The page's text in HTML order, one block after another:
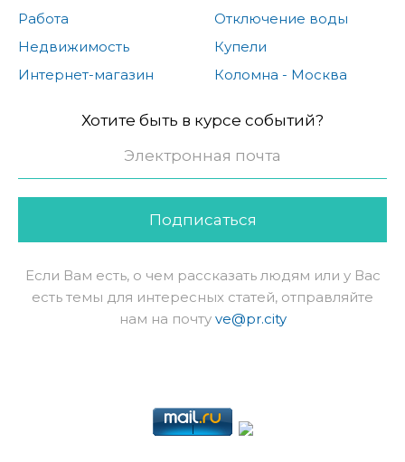
Работа
Недвижимость
Интернет-магазин
Отключение воды
Купели
Коломна - Москва
Хотите быть в курсе событий?
Подписаться
Если Вам есть, о чем рассказать людям или у Вас
есть темы для интересных статей, отправляйте
нам на почту ve@pr.city